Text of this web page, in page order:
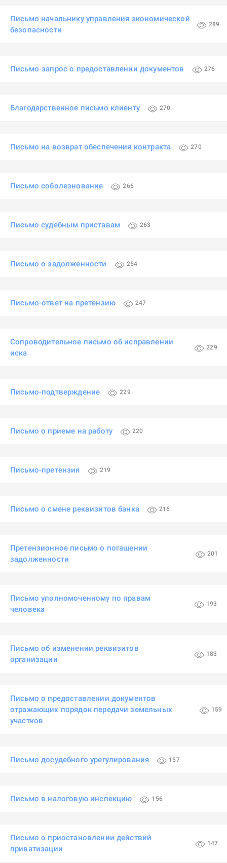
Письмо начальнику управления экономической
безопасности
289
Письмо-запрос о предоставлении документов 276
Благодарственное письмо клиенту 270
Письмо на возврат обеспечения контракта 270
Письмо соболезнование 266
Письмо судебным приставам 263
Письмо о задолженности 254
Письмо-ответ на претензию 247
Сопроводительное письмо об исправлении
иска
229
Письмо-подтверждение 229
Письмо о приеме на работу 220
Письмо-претензия 219
Письмо о смене реквизитов банка 216
Претензионное письмо о погашении
задолженности
201
Письмо уполномоченному по правам
человека
193
Письмо об изменении реквизитов
организации
183
Письмо о предоставлении документов
отражающих порядок передачи земельных
участков
159
Письмо досудебного урегулирования 157
Письмо в налоговую инспекцию 156
Письмо о приостановлении действий
приватизации
147